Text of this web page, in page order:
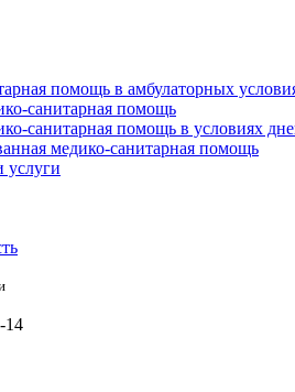
помощь в амбулаторных
санитарная помощь
санитарная помощь в условиях
медико-санитарная помощь
услуги
14